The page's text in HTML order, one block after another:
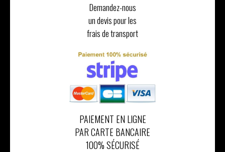
Demandez-nous
un devis pour les
frais de transport
PAIEMENT EN LIGNE
PAR CARTE BANCAIRE
100% SÉCURISÉ